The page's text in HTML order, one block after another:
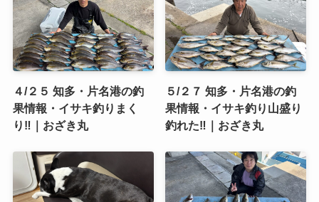
４/２５ 知多・片名港の釣
果情報・イサキ釣りまく
り‼️｜おざき丸
５/２７ 知多・片名港の釣
果情報・イサキ釣り山盛り
釣れた‼️｜おざき丸